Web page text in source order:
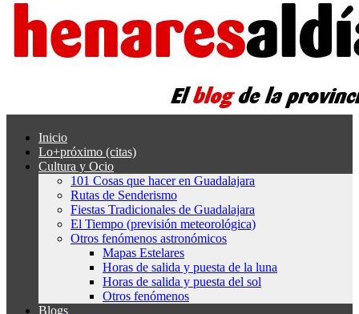
Inicio
Lo+próximo (citas)
Cultura y Ocio
101 Cosas que hacer en Guadalajara
Rutas de Senderismo
Fiestas Tradicionales de Guadalajara
El Tiempo (previsión meteorológica)
Otros fenómenos astronómicos
Mapas Estelares
Horas de salida y puesta de la luna
Horas de salida y puesta del sol
Otros fenómenos
Blogs